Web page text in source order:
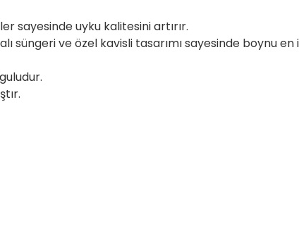
sayesinde uyku kalitesini artırır.
süngeri ve özel kavisli tasarımı sayesinde